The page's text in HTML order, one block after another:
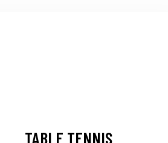
TABLE TENNIS